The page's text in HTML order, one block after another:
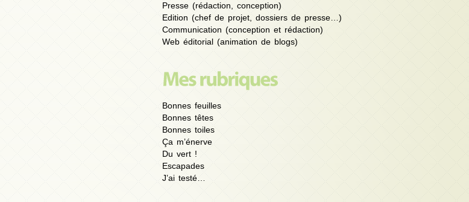
Presse (rédaction, conception)
Edition (chef de projet, dossiers de presse…)
Communication (conception et rédaction)
Web éditorial (animation de blogs)
Bonnes feuilles
Bonnes têtes
Bonnes toiles
Ça m’énerve
Du vert !
Escapades
J’ai testé…